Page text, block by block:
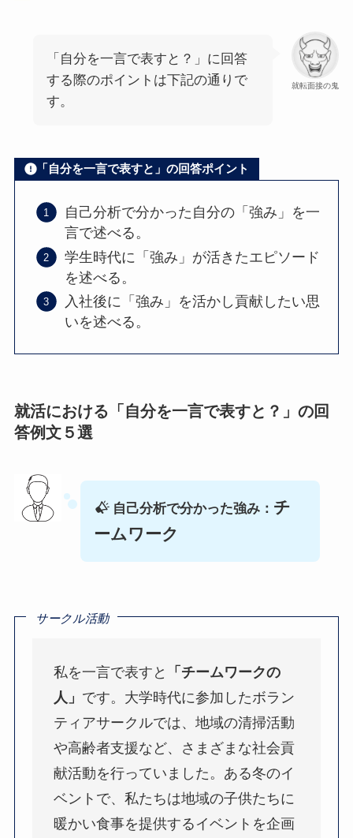
就転面接の鬼
「自分を一言で表すと？」に回答
する際のポイントは下記の通りで
す。
「自分を一言で表すと」の回答ポイント
自己分析で分かった自分の「強み」を一
言で述べる。
学生時代に「強み」が活きたエピソード
を述べる。
入社後に「強み」を活かし貢献したい思
いを述べる。
就活における「自分を一言で表すと？」の回
答例文５選
自己分析で分かった強み： チ
ームワーク
サークル活動
私を一言で表すと
「チームワークの
人」 です。大学時代に参加したボラン
ティアサークルでは、地域の清掃活動
や高齢者支援など、さまざまな社会貢
献活動を行っていました。ある冬のイ
ベントで、私たちは地域の子供たちに
暖かい食事を提供するイベントを企画